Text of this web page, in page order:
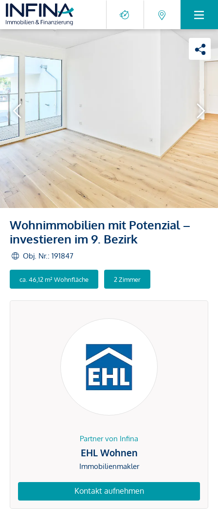
Wohnimmobilien mit Potenzial –
investieren im 9. Bezirk
Obj. Nr.: 191847
ca. 46,12 m² Wohnfläche 2 Zimmer
Partner von Infina
EHL Wohnen
Immobilienmakler
Kontakt aufnehmen